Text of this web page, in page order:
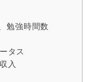
勉強時間数
タス
入